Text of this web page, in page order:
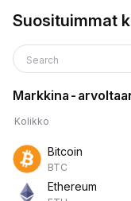
Suosituimmat
Search
Markkina-
Kolikko
Bitcoin
BTC
Ethereum